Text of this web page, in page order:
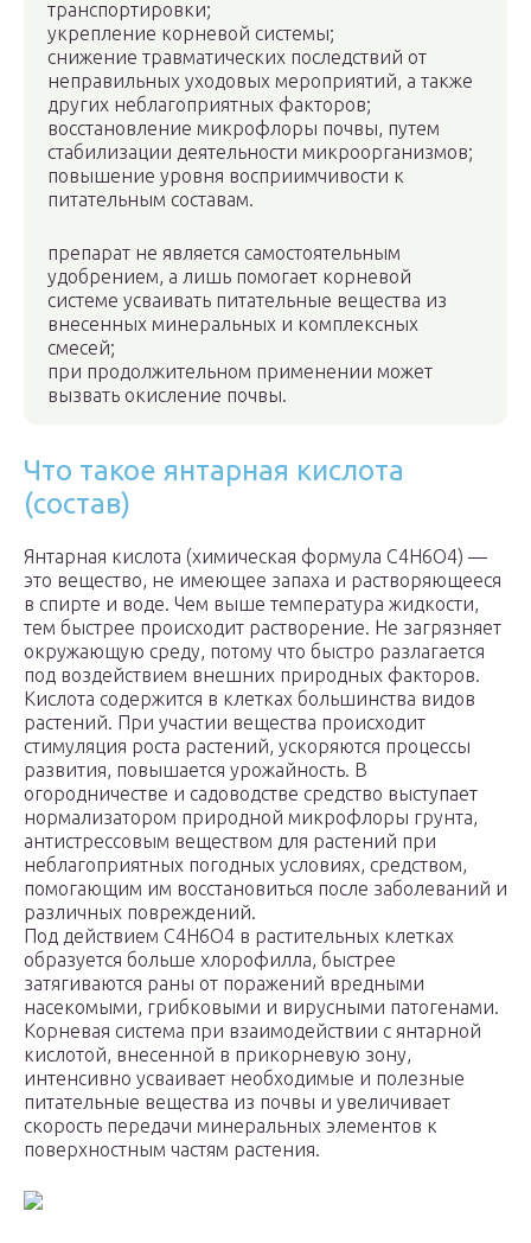
транспортировки;
укрепление корневой системы;
снижение травматических последствий от
неправильных уходовых мероприятий, а также
других неблагоприятных факторов;
восстановление микрофлоры почвы, путем
стабилизации деятельности микроорганизмов;
повышение уровня восприимчивости к
питательным составам.
препарат не является самостоятельным
удобрением, а лишь помогает корневой
системе усваивать питательные вещества из
внесенных минеральных и комплексных
смесей;
при продолжительном применении может
вызвать окисление почвы.
Что такое янтарная кислота
(состав)
Янтарная кислота (химическая формула C4H6O4) —
это вещество, не имеющее запаха и растворяющееся
в спирте и воде. Чем выше температура жидкости,
тем быстрее происходит растворение. Не загрязняет
окружающую среду, потому что быстро разлагается
под воздействием внешних природных факторов.
Кислота содержится в клетках большинства видов
растений. При участии вещества происходит
стимуляция роста растений, ускоряются процессы
развития, повышается урожайность. В
огородничестве и садоводстве средство выступает
нормализатором природной микрофлоры грунта,
антистрессовым веществом для растений при
неблагоприятных погодных условиях, средством,
помогающим им восстановиться после заболеваний и
различных повреждений.
Под действием C4H6O4 в растительных клетках
образуется больше хлорофилла, быстрее
затягиваются раны от поражений вредными
насекомыми, грибковыми и вирусными патогенами.
Корневая система при взаимодействии с янтарной
кислотой, внесенной в прикорневую зону,
интенсивно усваивает необходимые и полезные
питательные вещества из почвы и увеличивает
скорость передачи минеральных элементов к
поверхностным частям растения.